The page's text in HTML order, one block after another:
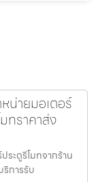
น่ายมอเตอร์
ทราคาส่ง
ระตูรีโมทจากร้าน
การรับ